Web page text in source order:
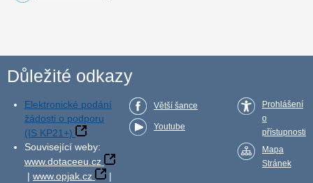
Důležité odkazy
Elektronické podání
žádosti o podporu
(IS KP21+)
Související weby:
www.dotaceeu.cz
| www.opjak.cz
|
Větší šance
Youtube
Prohlášení
o
přístupnosti
Mapa
Stránek